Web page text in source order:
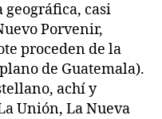
geográfica, casi
Porvenir,
proceden de la
de Guatemala).
achí y
Unión, La Nueva